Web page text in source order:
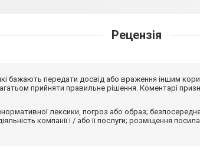
Рецензія
бажають передати досвід або враження іншим
прийняти правильне рішення. Коментарі
лексики, погроз або образ;
компанії і / або її послуги; розміщення